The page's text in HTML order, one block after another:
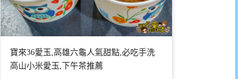
寶來36愛玉,高雄六龜人氣甜點,必吃手洗
高山小米愛玉,下午茶推薦